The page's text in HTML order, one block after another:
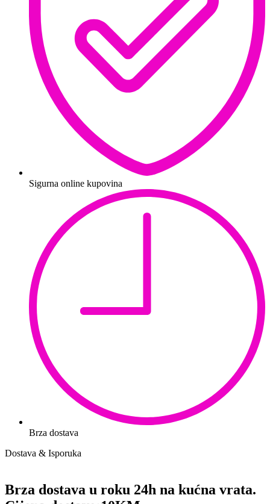
Sigurna online kupovina
Brza dostava
Dostava & Isporuka
Brza dostava u roku 24h na kućna vrata.